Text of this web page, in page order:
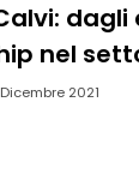
nel
2021